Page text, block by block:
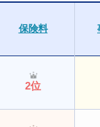
保険料
2位